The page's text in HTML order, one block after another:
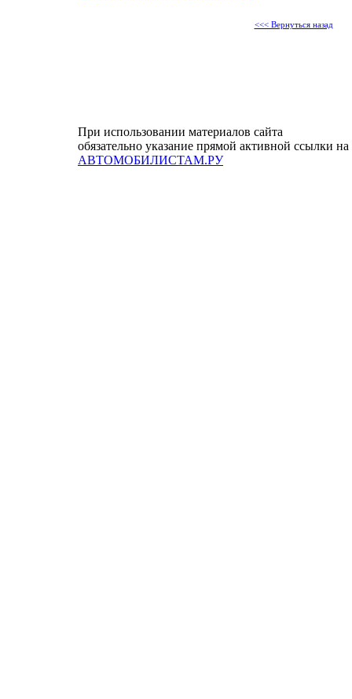
<<< Вернуться назад
При использовании материалов сайта
обязательно указание прямой активной ссылки на
АВТОМОБИЛИСТАМ.РУ